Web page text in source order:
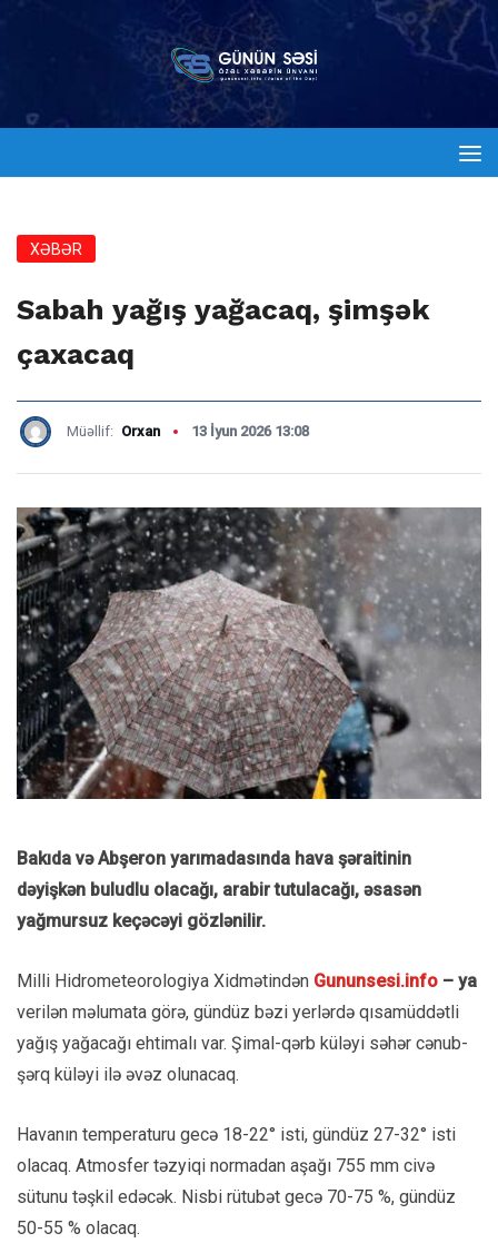
XƏBƏR
Sabah yağış yağacaq, şimşək
çaxacaq
Müəllif: Orxan 13 İyun 2026 13:08
Bakıda və Abşeron yarımadasında hava şəraitinin
dəyişkən buludlu olacağı, arabir tutulacağı, əsasən
yağmursuz keçəcəyi gözlənilir.
Milli Hidrometeorologiya Xidmətindən Gununsesi.info – ya
verilən məlumata görə, gündüz bəzi yerlərdə qısamüddətli
yağış yağacağı ehtimalı var. Şimal-qərb küləyi səhər cənub-
şərq küləyi ilə əvəz olunacaq.
Havanın temperaturu gecə 18-22° isti, gündüz 27-32° isti
olacaq. Atmosfer təzyiqi normadan aşağı 755 mm civə
sütunu təşkil edəcək. Nisbi rütubət gecə 70-75 %, gündüz
50-55 % olacaq.